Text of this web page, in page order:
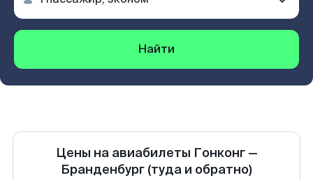
Найти
Цены на авиабилеты Гонконг—
Бранденбург (туда и обратно)